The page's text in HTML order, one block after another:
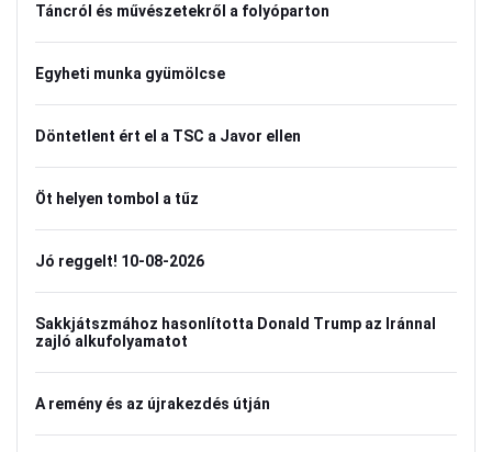
Táncról és művészetekről a folyóparton
Egyheti munka gyümölcse
Döntetlent ért el a TSC a Javor ellen
Öt helyen tombol a tűz
Jó reggelt! 10-08-2026
Sakkjátszmához hasonlította Donald Trump az Iránnal
zajló alkufolyamatot
A remény és az újrakezdés útján